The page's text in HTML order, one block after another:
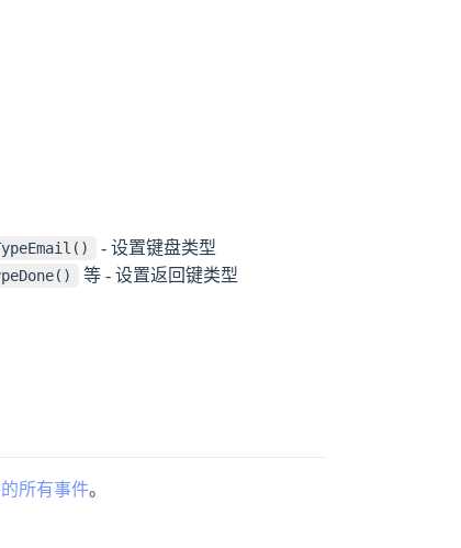
- 设置键盘类型
等 - 设置返回键类型
所有事件。